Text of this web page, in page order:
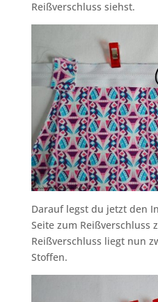
Reißverschluss siehst.
Darauf legst du jetzt den
Seite zum Reißverschluss
Reißverschluss liegt nun
Stoffen.